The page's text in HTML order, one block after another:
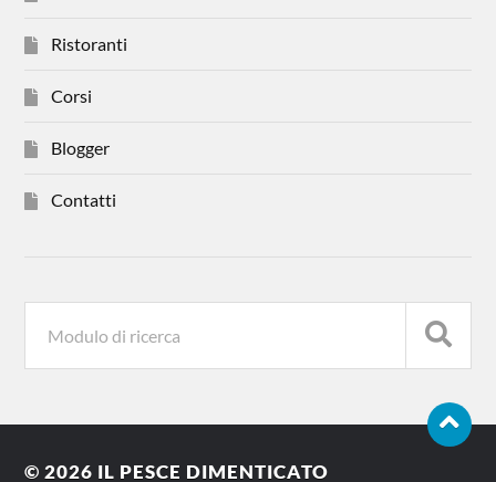
Ristoranti
Corsi
Blogger
Contatti
© 2026 IL PESCE DIMENTICATO